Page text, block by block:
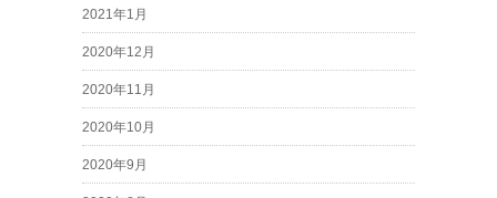
2021年1月
2020年12月
2020年11月
2020年10月
2020年9月